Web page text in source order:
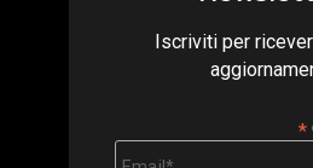
Iscriviti per
*